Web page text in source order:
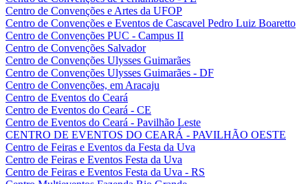
Centro de Convenções e Artes da UFOP
Centro de Convenções e Eventos de Cascavel Pedro Luiz Boaretto
Centro de Convenções PUC - Campus II
Centro de Convenções Salvador
Centro de Convenções Ulysses Guimarães
Centro de Convenções Ulysses Guimarães - DF
Centro de Convenções, em Aracaju
Centro de Eventos do Ceará
Centro de Eventos do Ceará - CE
Centro de Eventos do Ceará - Pavilhão Leste
CENTRO DE EVENTOS DO CEARÁ - PAVILHÃO OESTE
Centro de Feiras e Eventos da Festa da Uva
Centro de Feiras e Eventos Festa da Uva
Centro de Feiras e Eventos Festa da Uva - RS